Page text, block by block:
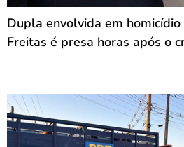
Dupla envolvida em
Freitas é presa horas após o